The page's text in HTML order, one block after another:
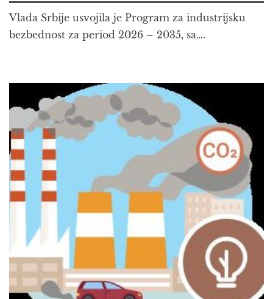
Vlada Srbije usvojila je Program za industrijsku
bezbednost za period 2026 – 2035, sa….